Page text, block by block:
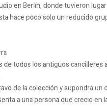
en Berlín, donde tuvieron
hace poco solo un reducido
de todos los antiguos
de la colección y supondrá
a una persona que creció en